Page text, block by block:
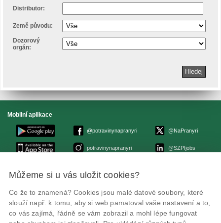
Distributor:
Země původu:
Dozorový
orgán:
Mobilní aplikace
@potravinynapranyri
potravinynapranyri
@NaPranyri
@SZPIjobs
© Státní zemědělská a potravinářská inspekce 2026
ID datové schránky: avraiqg
IČO: 75014149, DIČ: CZ75014149
Zásady ochrany soukromí
Nastavení cookies
Můžeme si u vás uložit cookies?
Co že to znamená? Cookies jsou malé datové soubory, které
slouží např. k tomu, aby si web pamatoval vaše nastavení a to,
co vás zajímá, řádně se vám zobrazil a mohl lépe fungovat